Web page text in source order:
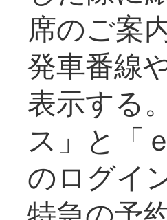
席のご案
発車番線
表示する
ス」と「
のログイ